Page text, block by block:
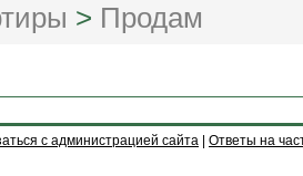
> Продам
с администрацией сайта Ответы на